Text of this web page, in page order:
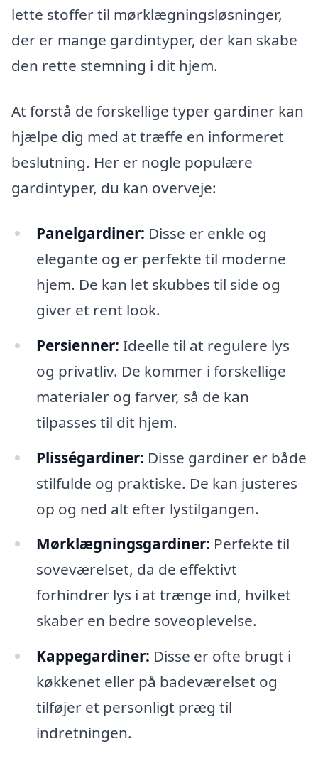
lette stoffer til mørklægningsløsninger,
der er mange gardintyper, der kan skabe
den rette stemning i dit hjem.
At forstå de forskellige typer gardiner kan
hjælpe dig med at træffe en informeret
beslutning. Her er nogle populære
gardintyper, du kan overveje:
Panelgardiner: Disse er enkle og
elegante og er perfekte til moderne
hjem. De kan let skubbes til side og
giver et rent look.
Persienner: Ideelle til at regulere lys
og privatliv. De kommer i forskellige
materialer og farver, så de kan
tilpasses til dit hjem.
Plisségardiner: Disse gardiner er både
stilfulde og praktiske. De kan justeres
op og ned alt efter lystilgangen.
Mørklægningsgardiner: Perfekte til
soveværelset, da de effektivt
forhindrer lys i at trænge ind, hvilket
skaber en bedre soveoplevelse.
Kappegardiner: Disse er ofte brugt i
køkkenet eller på badeværelset og
tilføjer et personligt præg til
indretningen.